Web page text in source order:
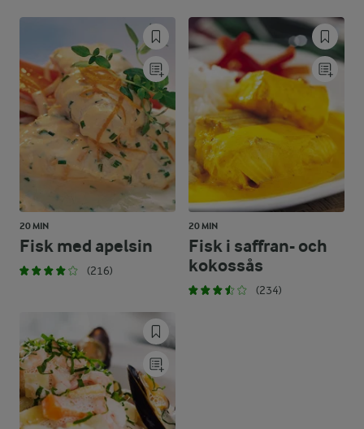
20 MIN
Fisk med apelsin
(216)
20 MIN
Fisk i saffran- och
kokossås
(234)